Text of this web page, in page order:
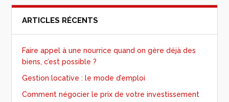
ARTICLES RÉCENTS
Faire appel à une nourrice quand on gère déjà des
biens, c’est possible ?
Gestion locative : le mode d’emploi
Comment négocier le prix de votre investissement